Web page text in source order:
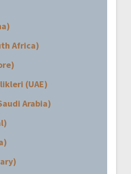
Africa)
(UAE)
Arabia)